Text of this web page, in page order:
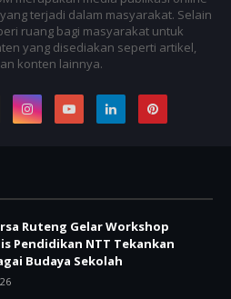
terjadi dalam masyarakat. Selain
ruang bagi masyarakat untuk
yang disediakan seperti artikel,
konten lainnya.
Ruteng Gelar Workshop
Pendidikan NTT Tekankan
Budaya Sekolah